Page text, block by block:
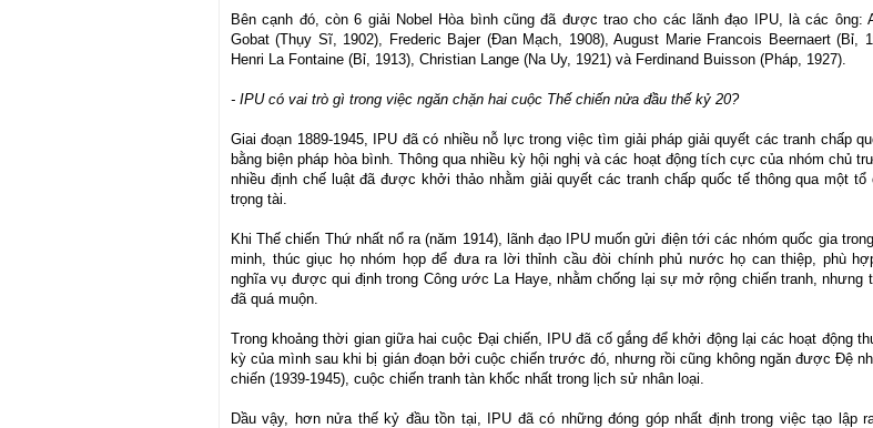
Bên cạnh đó, còn 6 giải Nobel Hòa bình cũng đã được trao cho các lãnh đạo IPU, là các ông:
Gobat (Thụy Sĩ, 1902), Frederic Bajer (Đan Mạch, 1908), August Marie Francois Beernaert (Bỉ,
Henri La Fontaine (Bỉ, 1913), Christian Lange (Na Uy, 1921) và Ferdinand Buisson (Pháp, 1927).
- IPU có vai trò gì trong việc ngăn chặn hai cuộc Thế chiến nửa đầu thế kỷ 20?
Giai đoạn 1889-1945, IPU đã có nhiều nỗ lực trong việc tìm giải pháp giải quyết các tranh chấp
bằng biện pháp hòa bình. Thông qua nhiều kỳ hội nghị và các hoạt động tích cực của nhóm chủ
nhiều định chế luật đã được khởi thảo nhằm giải quyết các tranh chấp quốc tế thông qua một tổ
trọng tài.
Khi Thế chiến Thứ nhất nổ ra (năm 1914), lãnh đạo IPU muốn gửi điện tới các nhóm quốc gia
minh, thúc giục họ nhóm họp để đưa ra lời thỉnh cầu đòi chính phủ nước họ can thiệp, phù
nghĩa vụ được qui định trong Công ước La Haye, nhằm chống lại sự mở rộng chiến tranh, nhưng
đã quá muộn.
Trong khoảng thời gian giữa hai cuộc Đại chiến, IPU đã cố gắng để khởi động lại các hoạt động
kỳ của mình sau khi bị gián đoạn bởi cuộc chiến trước đó, nhưng rồi cũng không ngăn được Đệ
chiến (1939-1945), cuộc chiến tranh tàn khốc nhất trong lịch sử nhân loại.
Dầu vậy, hơn nửa thế kỷ đầu tồn tại, IPU đã có những đóng góp nhất định trong việc tạo lập